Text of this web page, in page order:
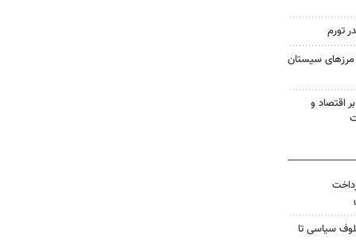
تورم
مرزهای سیستان
اقتصاد و
سیاسی تا